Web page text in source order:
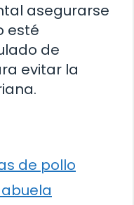
asegurarse
esté
de
evitar la
de pollo